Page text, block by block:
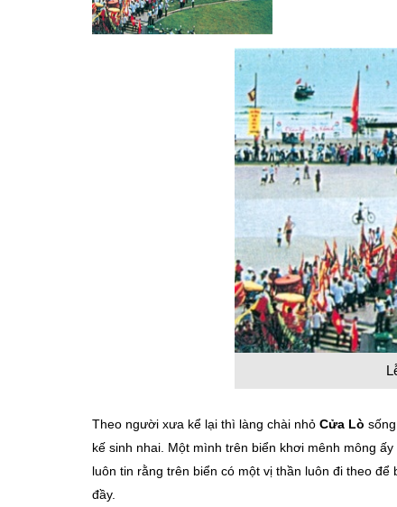
Theo người xưa kể lại thì làng chài nhỏ Cửa Lò
kế sinh nhai. Một mình trên biển khơi mênh mông
luôn tin rằng trên biển có một vị thần luôn đi theo
đầy.